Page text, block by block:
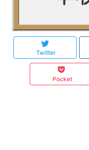
Twitter
Pocket